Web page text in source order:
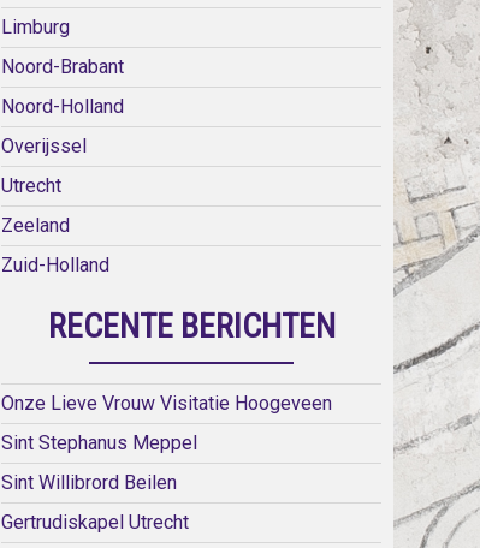
Limburg
Noord-Brabant
Noord-Holland
Overijssel
Utrecht
Zeeland
Zuid-Holland
RECENTE BERICHTEN
Onze Lieve Vrouw Visitatie Hoogeveen
Sint Stephanus Meppel
Sint Willibrord Beilen
Gertrudiskapel Utrecht